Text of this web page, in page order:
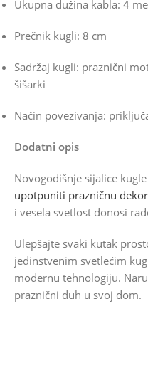
Ukupna dužina kabla: 4
Prečnik kugli: 8 cm
Sadržaj kugli: praznični
šišarki
Način povezivanja:
Dodatni opis
Novogodišnje sijalice
upotpuniti prazničnu
i vesela svetlost donosi
Ulepšajte svaki kutak
jedinstvenim svetlećim
modernu tehnologiju.
praznični duh u svoj dom.